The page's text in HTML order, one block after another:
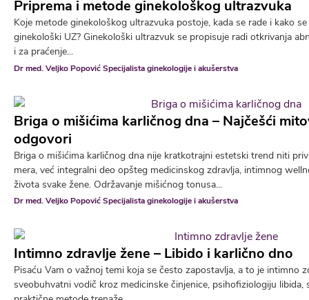
Priprema i metode ginekološkog ultrazvuka
Koje metode ginekološkog ultrazvuka postoje, kada se rade i kako
ginekološki UZ? Ginekološki ultrazvuk se propisuje radi otkrivanja
i za praćenje...
Dr med. Veljko Popović Specijalista ginekologije i akušerstva
Briga o mišićima karličnog dna – Najčešći
odgovori
Briga o mišićima karličnog dna nije kratkotrajni estetski trend niti
mera, već integralni deo opšteg medicinskog zdravlja, intimnog
života svake žene. Održavanje mišićnog tonusa...
Dr med. Veljko Popović Specijalista ginekologije i akušerstva
Intimno zdravlje žene – Libido i karlično dno
Pisaću Vam o važnoj temi koja se često zapostavlja, a to je intimno
sveobuhvatni vodič kroz medicinske činjenice, psihofiziologiju libida,